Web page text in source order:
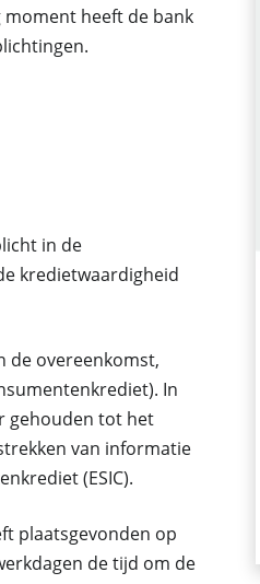
heeft de bank
in de
kredietwaardigheid
de overeenkomst,
In
gehouden tot het
van informatie
(ESIC).
plaatsgevonden op
de tijd om de